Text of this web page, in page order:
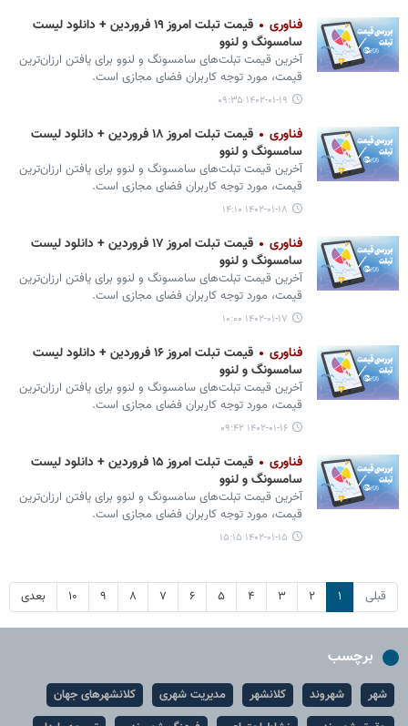
فناوری
قیمت تبلت امروز ۱۹ فروردین + دانلود لیست
سامسونگ و لنوو
آخرین قیمت تبلت‌های سامسونگ و لنوو برای یافتن ارزان‌ترین
قیمت، مورد توجه کاربران فضای مجازی است.
۱۴۰۲-۰۱-۱۹ ۰۹:۳۵
فناوری
قیمت تبلت امروز ۱۸ فروردین + دانلود لیست
سامسونگ و لنوو
آخرین قیمت تبلت‌های سامسونگ و لنوو برای یافتن ارزان‌ترین
قیمت، مورد توجه کاربران فضای مجازی است.
۱۴۰۲-۰۱-۱۸ ۱۴:۱۰
فناوری
قیمت تبلت امروز ۱۷ فروردین + دانلود لیست
سامسونگ و لنوو
آخرین قیمت تبلت‌های سامسونگ و لنوو برای یافتن ارزان‌ترین
قیمت، مورد توجه کاربران فضای مجازی است.
۱۴۰۲-۰۱-۱۷ ۱۰:۰۰
فناوری
قیمت تبلت امروز ۱۶ فروردین + دانلود لیست
سامسونگ و لنوو
آخرین قیمت تبلت‌های سامسونگ و لنوو برای یافتن ارزان‌ترین
قیمت، مورد توجه کاربران فضای مجازی است.
۱۴۰۲-۰۱-۱۶ ۰۹:۴۲
فناوری
قیمت تبلت امروز ۱۵ فروردین + دانلود لیست
سامسونگ و لنوو
آخرین قیمت تبلت‌های سامسونگ و لنوو برای یافتن ارزان‌ترین
قیمت، مورد توجه کاربران فضای مجازی است.
۱۴۰۲-۰۱-۱۵ ۱۵:۱۵
قبلی ۱ ۲ ۳ ۴ ۵ ۶ ۷ ۸ ۹ ۱۰ بعدی
برچسب
شهر شهروند کلانشهر مدیریت شهری
کلانشهرهای جهان